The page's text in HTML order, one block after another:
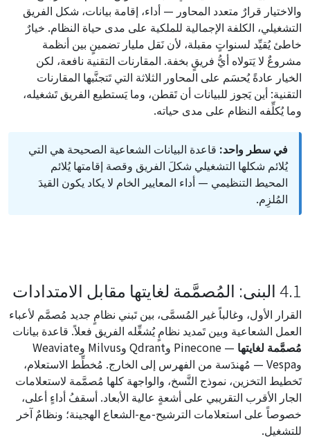
والاختيار قرارٌ متعدد المحاور — أداء، إقامة بيانات، شكل الفريق
التشغيلي، الكلفة الإجمالية للملكية على مدى حياة النظام. خيارٌ
خاطئ يُقيِّد لسنواتٍ مقبلة، لأن نَقل مليار تضمينٍ بين أنظمة
مشروعٌ لا يَتولاه أيُّ فريقٍ بخفة. المقارنات التقنية نافعة، لكن
الخيار عادةً يُحسَم على المحاور الثلاثة التي تَتجنَّبها المقارنات
التقنية: أين يَجوز للبيانات أن تَقطن، وما يَستطيع الفريق تَشغيله،
وما يُكلِّفه النظام على مدى حياته.
في سطر واحد: قاعدة البيانات الشعاعية الصحيحة هي التي
يُلائم شكلها التشغيلي شكلَ الفريق وقصة إقامتها يُلائم
المحيط التنظيمي — أداء المعايير الخام لا يكاد يكون القيدَ
المُلزِم.
4.1 البنى: المُصمَّمة لغايتها مقابل الامتدادات
القرار الأول، وغالباً غير المُسمَّى، بين تَبني نظامٍ جديد مُصمَّم لأعباء
العمل الشعاعية وبين تَمديد نظامٍ يُشغِّله الفريق فعلاً. قاعدة بيانات
مُصمَّمة لغايتها
— Pinecone وQdrant وMilvus وWeaviate
وVespa — مُهندَسة من الفهرس إلى الخارج. مُخطِّط الاستعلام،
تَخطيط التخزين، نموذج النَّسخ، والواجهة كلها مُصمَّمة لاستعلامات
الجار الأقرب التقريبي على أشعةٍ عالية الأبعاد. أسقفُ أداءٍ أعلى،
خصوصاً على استعلامات الترشيح-مع-الشعاع الهجينة؛ ونظامٌ آخر
للتشغيل.